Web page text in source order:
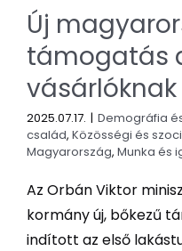
Új
támogatás
2025.07.17. | Demográfia
család, Közösségi és
Magyarország, Munka és
Az Orbán Viktor
kormány új, bőkezű
indított az első